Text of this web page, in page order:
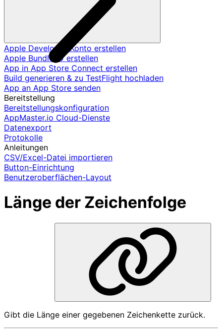
Apple Developer-Konto erstellen
Apple Bundle ID erstellen
App in App Store Connect erstellen
Build generieren & zu TestFlight hochladen
App an App Store senden
Bereitstellung
Bereitstellungskonfiguration
AppMaster.io Cloud-Dienste
Datenexport
Protokolle
Anleitungen
CSV/Excel-Datei importieren
Button-Einrichtung
Benutzeroberflächen-Layout
Länge der Zeichenfolge
Gibt die Länge einer gegebenen Zeichenkette zurück.